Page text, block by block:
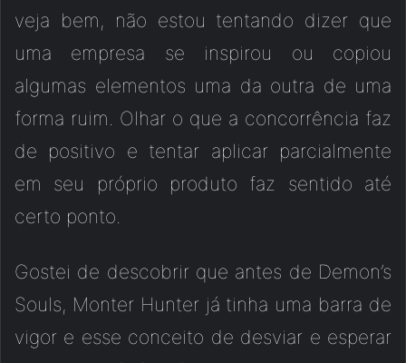
veja bem, não estou tentando dizer que
uma empresa se inspirou ou copiou
algumas elementos uma da outra de uma
forma ruim. Olhar o que a concorrência faz
de positivo e tentar aplicar parcialmente
em seu próprio produto faz sentido até
certo ponto.
Gostei de descobrir que antes de Demon’s
Souls, Monter Hunter já tinha uma barra de
vigor e esse conceito de desviar e esperar